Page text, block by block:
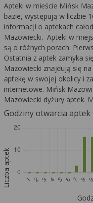
Apteki w mieście Mińsk
bazie, występują w liczbie
informacji o aptekach
Mazowiecki. Apteki w
są o różnych porach.
Ostatnia z aptek zamyka
Mazowiecki znajdują się
aptekę w swojej okolicy i
internetowe. Mińsk
Mazowiecki dyżury aptek.
Godziny otwarcia
Liczba aptek